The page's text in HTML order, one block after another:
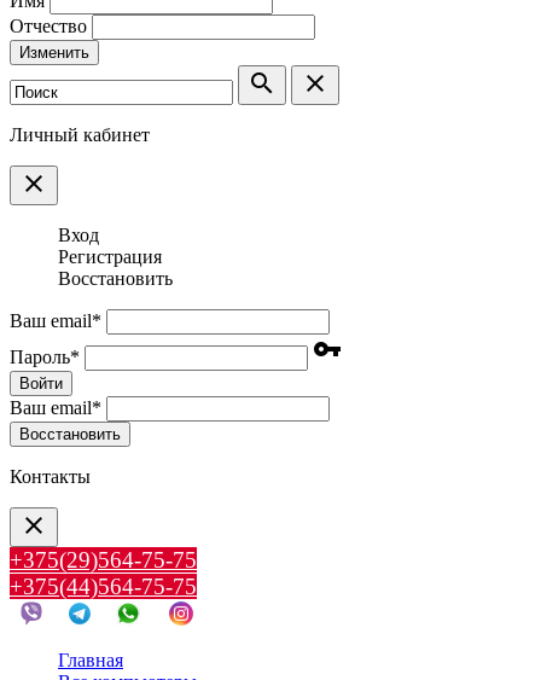
Отчество
Изменить
search clear
Личный кабинет
clear
Вход
Регистрация
Восстановить
Ваш email*
Пароль* vpn_key
Войти
Ваш email*
Воcстановить
Контакты
clear
+375(29)564-75-75
+375(44)564-75-75
Главная